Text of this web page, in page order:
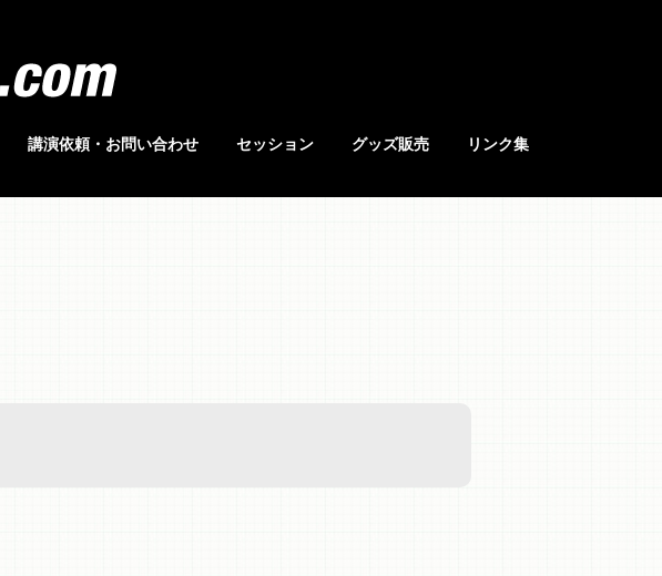
講演依頼・お問い合わせ セッション グッズ販売 リンク集